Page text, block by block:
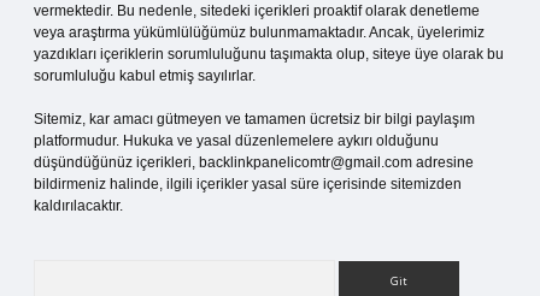
vermektedir. Bu nedenle, sitedeki içerikleri proaktif olarak denetleme
veya araştırma yükümlülüğümüz bulunmamaktadır. Ancak, üyelerimiz
yazdıkları içeriklerin sorumluluğunu taşımakta olup, siteye üye olarak bu
sorumluluğu kabul etmiş sayılırlar.
Sitemiz, kar amacı gütmeyen ve tamamen ücretsiz bir bilgi paylaşım
platformudur. Hukuka ve yasal düzenlemelere aykırı olduğunu
düşündüğünüz içerikleri, backlinkpanelicomtr@gmail.com adresine
bildirmeniz halinde, ilgili içerikler yasal süre içerisinde sitemizden
kaldırılacaktır.